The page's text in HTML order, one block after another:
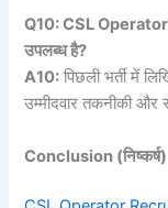
Q10: CSL Operator
उपलब्ध है?
A10: पिछली भर्ती में
उम्मीदवार तकनीकी और
Conclusion (निष्कर्ष)